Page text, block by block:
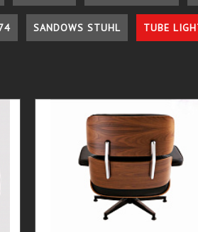
SANDOWS STUHL TUBE